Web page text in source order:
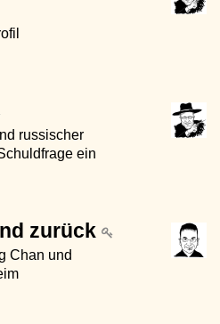
russischer
ein
zurück
Chan und